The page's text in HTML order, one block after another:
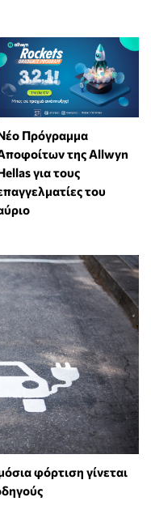
Πρόγραμμα
της Allwyn
για τους
του
φόρτιση γίνεται